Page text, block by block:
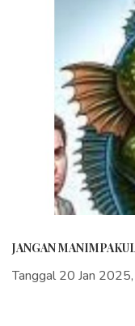
JANGAN
Tanggal 20 Jan